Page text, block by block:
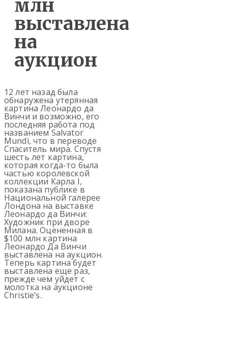
млн
выставлена
на
аукцион
12 лет назад была
обнаружена утерянная
картина Леонардо да
Винчи и возможно, его
последняя работа под
названием Salvator
Mundi, что в переводе
Спаситель мира. Спустя
шесть лет картина,
которая когда-то была
частью королевской
коллекции Карла I,
показана публике в
Национальной галерее
Лондона на выставке
Леонардо да Винчи:
Художник при дворе
Милана. Оцененная в
$100 млн картина
Леонардо Да Винчи
выставлена на аукцион.
Теперь картина будет
выставлена еще раз,
прежде чем уйдет с
молотка на аукционе
Christie’s.